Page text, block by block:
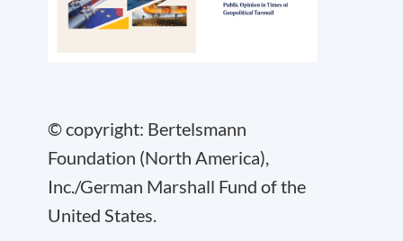
© copyright: Bertelsmann
Foundation (North America),
Inc./German Marshall Fund of the
United States.